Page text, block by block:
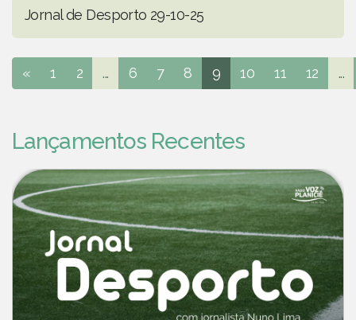
Jornal de Desporto 29-10-25
« 1 2 ... 6 7 8 9 10 11 12 ...
Lançamentos Recentes